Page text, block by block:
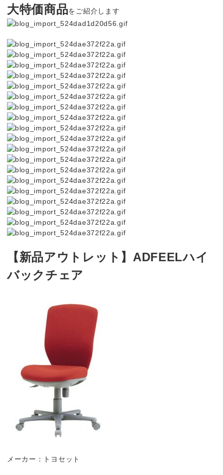
大特価商品をご紹介します
【新品アウトレット】ADFEELハイ
バックチェア
メーカー：トヨセット